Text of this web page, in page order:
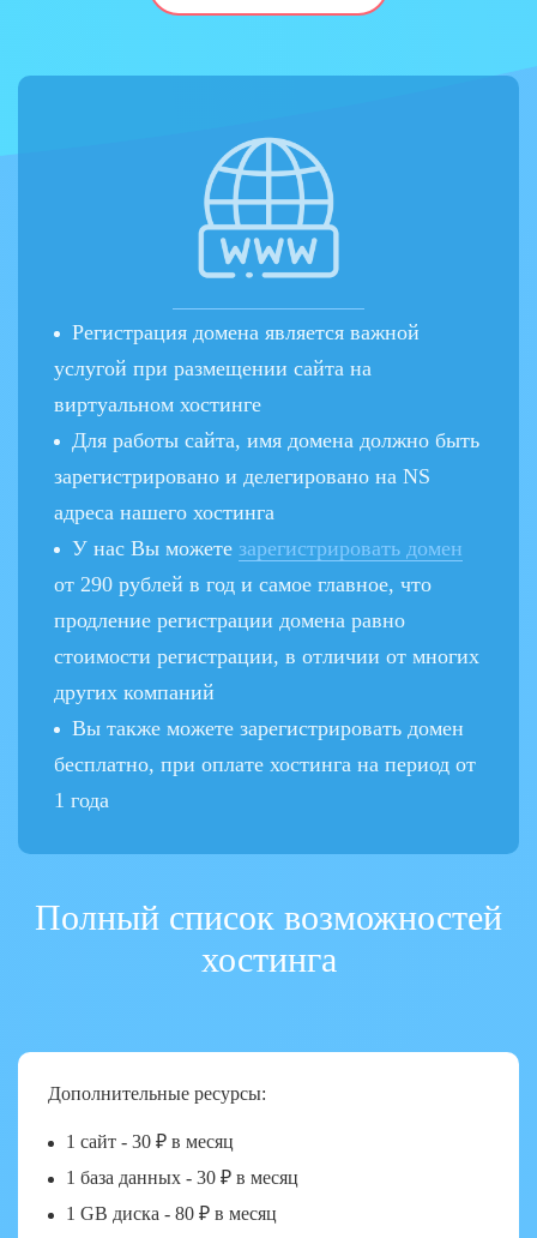
Регистрация домена является важной
услугой при размещении сайта на
виртуальном хостинге
Для работы сайта, имя домена должно быть
зарегистрировано и делегировано на NS
адреса нашего хостинга
У нас Вы можете зарегистрировать домен
от 290 рублей в год и самое главное, что
продление регистрации домена равно
стоимости регистрации, в отличии от многих
других компаний
Вы также можете зарегистрировать домен
бесплатно, при оплате хостинга на период от
1 года
Полный список возможностей
хостинга
Дополнительные ресурсы:
1 сайт - 30 ₽ в месяц
1 база данных - 30 ₽ в месяц
1 GB диска - 80 ₽ в месяц